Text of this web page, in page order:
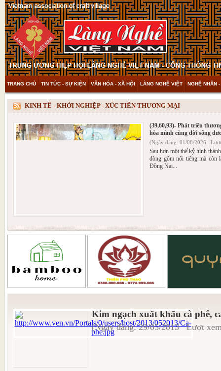
TRANG CHỦ TIN TỨC - SỰ KIỆN VĂN HÓA - XÃ HỘI LÀNG NGHỀ VIỆT NGHỆ NHÂN
THAM KHẢO & KHÁM PHÁ VIDEO
KINH TẾ - KHỞI NGHIỆP - XÚC TIẾN THƯƠNG MẠI
(39,60,93)- Phát triển
hòa mình cùng đời sống
(Ngày đăng: 01/08/2026
Sau hơn một thế kỷ hình
dòng gốm nổi tiếng mà còn
Đồng Nai...
Kim ngạch xuất khẩu cà phê,
(Ngày đăng: 29/05/2013 Lượt